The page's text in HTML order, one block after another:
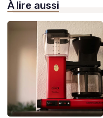
À lire aussi